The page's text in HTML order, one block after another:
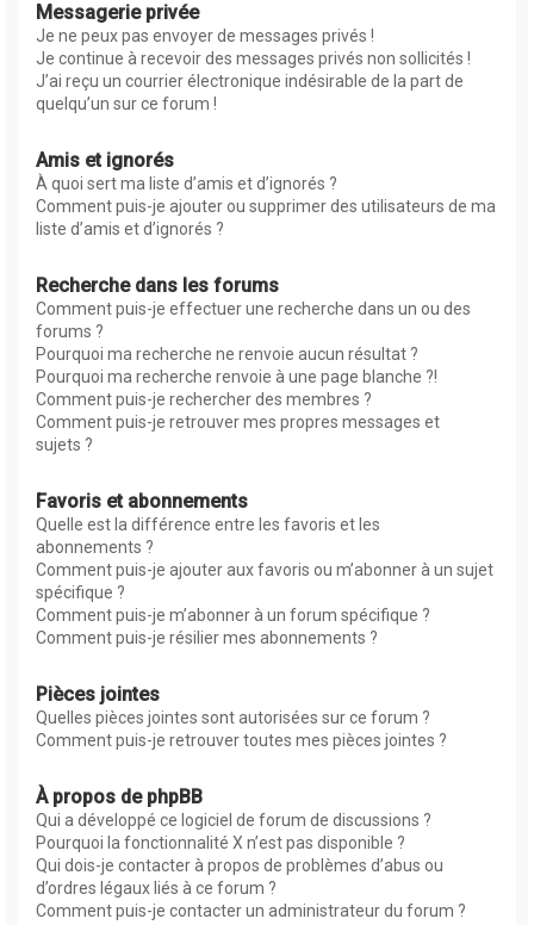
Messagerie privée
Je ne peux pas envoyer de messages privés !
Je continue à recevoir des messages privés non sollicités !
J’ai reçu un courrier électronique indésirable de la part de
quelqu’un sur ce forum !
Amis et ignorés
À quoi sert ma liste d’amis et d’ignorés ?
Comment puis-je ajouter ou supprimer des utilisateurs de ma
liste d’amis et d’ignorés ?
Recherche dans les forums
Comment puis-je effectuer une recherche dans un ou des
forums ?
Pourquoi ma recherche ne renvoie aucun résultat ?
Pourquoi ma recherche renvoie à une page blanche ?!
Comment puis-je rechercher des membres ?
Comment puis-je retrouver mes propres messages et
sujets ?
Favoris et abonnements
Quelle est la différence entre les favoris et les
abonnements ?
Comment puis-je ajouter aux favoris ou m’abonner à un sujet
spécifique ?
Comment puis-je m’abonner à un forum spécifique ?
Comment puis-je résilier mes abonnements ?
Pièces jointes
Quelles pièces jointes sont autorisées sur ce forum ?
Comment puis-je retrouver toutes mes pièces jointes ?
À propos de phpBB
Qui a développé ce logiciel de forum de discussions ?
Pourquoi la fonctionnalité X n’est pas disponible ?
Qui dois-je contacter à propos de problèmes d’abus ou
d’ordres légaux liés à ce forum ?
Comment puis-je contacter un administrateur du forum ?